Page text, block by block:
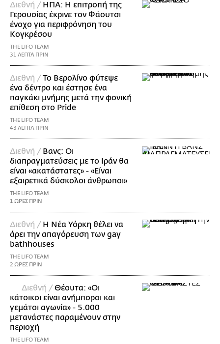
Διεθνή / ΗΠΑ: Η επιτροπή της
Γερουσίας έκρινε τον Φάουτσι
ένοχο για περιφρόνηση του
Κογκρέσου
THE LIFO TEAM
31 ΛΕΠΤΑ ΠΡΙΝ
Διεθνή /Το Βερολίνο φύτεψε
ένα δέντρο και έστησε ένα
παγκάκι μνήμης μετά την φονική
επίθεση στο Pride
THE LIFO TEAM
43 ΛΕΠΤΑ ΠΡΙΝ
Διεθνή / Βανς: Οι
διαπραγματεύσεις με το Ιράν θα
είναι «ακατάστατες» - «Είναι
εξαιρετικά δύσκολοι άνθρωποι»
THE LIFO TEAM
1 ΩΡΕΣ ΠΡΙΝ
Διεθνή / Η Νέα Υόρκη θέλει να
άρει την απαγόρευση των gay
bathhouses
THE LIFO TEAM
2 ΩΡΕΣ ΠΡΙΝ
Διεθνή /Θέουτα: «Οι
κάτοικοι είναι ανήμποροι και
γεμάτοι αγωνία» - 5.000
μετανάστες παραμένουν στην
περιοχή
THE LIFO TEAM